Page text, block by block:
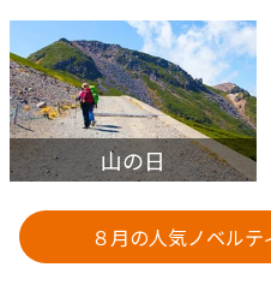
山の日
８月の人気ノベルテ